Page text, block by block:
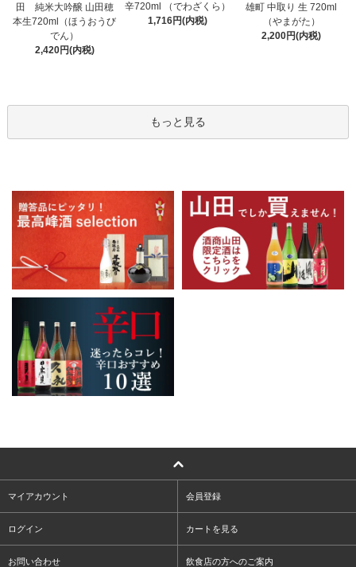
田 純米大吟醸 山田穂
本生720ml（ほうおうび
でん）
2,420円(内税)
辛720ml （でわざくら）
1,716円(内税)
雄町 中取り 生 720ml
（やまがた）
2,200円(内税)
もっと見る
マイアカウント 会員登録
ログイン カートを見る
お問い合わせ 飲食店の方へのご案内